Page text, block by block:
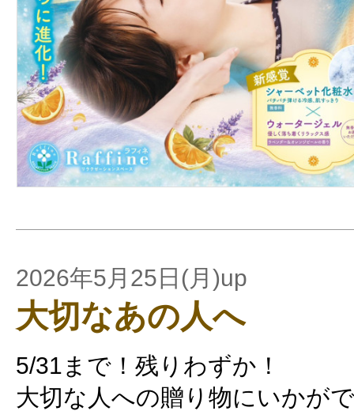
2026年5月25日(月)up
大切なあの人へ
5/31まで！残りわずか！
大切な人への贈り物にいかが